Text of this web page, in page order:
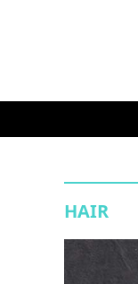
HAIR